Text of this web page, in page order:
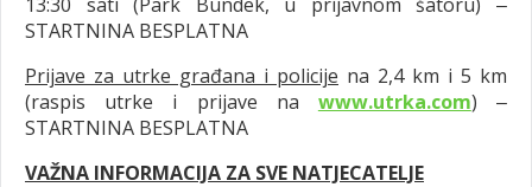
STARTNINA BESPLATNA
Prijave za utrke građana i policije na 2,4 km i 5 km
(raspis utrke i prijave na www.utrka.com) ‒
STARTNINA BESPLATNA
VAŽNA INFORMACIJA ZA SVE NATJECATELJE